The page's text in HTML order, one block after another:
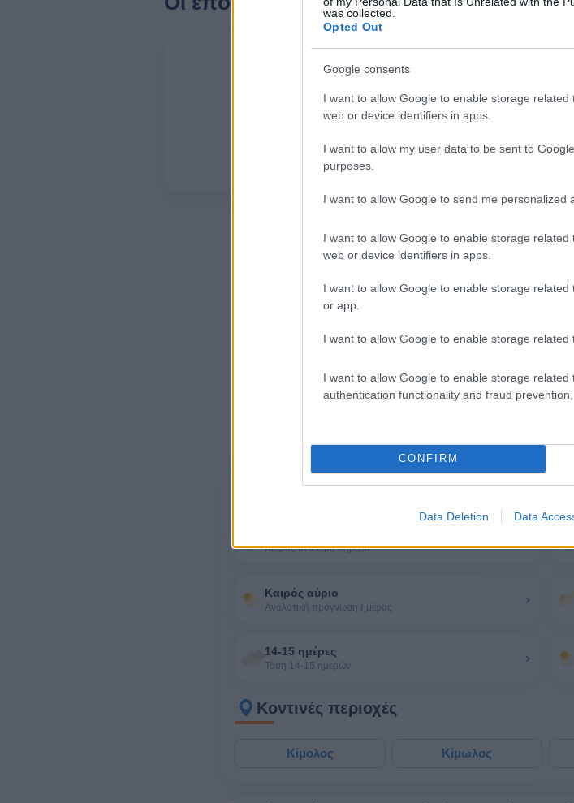
was collected.
Opted Out
Google consents
I want to allow Google to enable storage
web or device identifiers in apps.
I want to allow my user data to be sent to
purposes.
I want to allow Google to send me personalized
I want to allow Google to enable storage related
web or device identifiers in apps.
I want to allow Google to enable storage
or app.
I want to allow Google to enable storage related
I want to allow Google to enable storage related
authentication functionality and fraud
CONFIRM
Data Deletion Data
08:00
26°
Περισσότερα για τον καιρό στη
Καιρός ανά ώρα σήμερα
Καιρός αύριο
Αναλυτική πρόγνωση ημέρας ›
14-15 ημέρες
Τάση 14-15 ημερών ›
Κοντινές περιοχές
Κίμολος Κίμωλος